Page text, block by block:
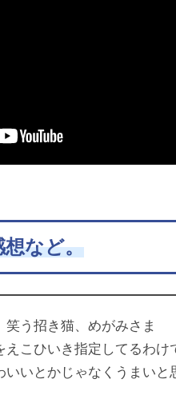
など。
笑う招き猫、めがみさま
えこひいき指定してるわ
いとかじゃなくうまいと